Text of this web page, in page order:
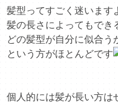
髪型ってすごく迷います
髪の長さによってもでき
どの髪型が自分に似合う
という方がほとんどです
個人的には髪が長い方は